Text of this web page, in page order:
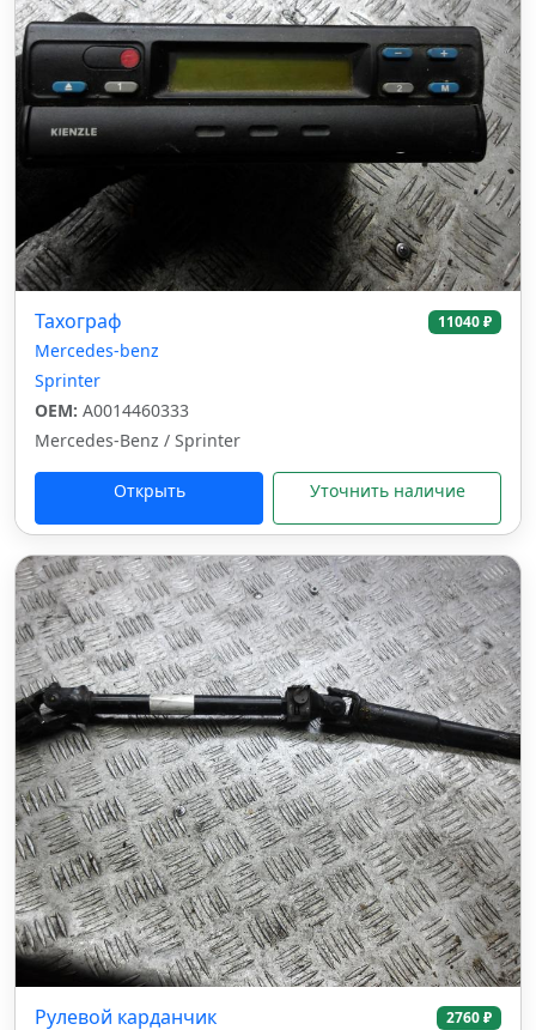
Тахограф 11040 ₽
Mercedes-benz
Sprinter
OEM: A0014460333
Mercedes-Benz / Sprinter
Открыть Уточнить наличие
Рулевой карданчик 2760 ₽